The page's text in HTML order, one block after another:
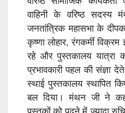
वाहिनी के वरिष्ठ
जनतांत्रिक महासभा के
कृष्णा लोहार, रंगकर्मी
रहे और पुस्तकालय
प्रभावकारी पहल की संज्ञा
स्थाई पुस्तकालय स्थापित
बल दिया। मंथन जी ने